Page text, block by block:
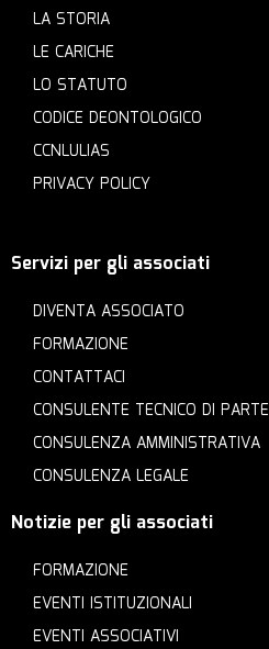
LA STORIA
LE CARICHE
LO STATUTO
CODICE DEONTOLOGICO
CCNLULIAS
PRIVACY POLICY
Servizi per gli associati
DIVENTA ASSOCIATO
FORMAZIONE
CONTATTACI
CONSULENTE TECNICO DI PARTE
CONSULENZA AMMINISTRATIVA
CONSULENZA LEGALE
Notizie per gli associati
FORMAZIONE
EVENTI ISTITUZIONALI
EVENTI ASSOCIATIVI